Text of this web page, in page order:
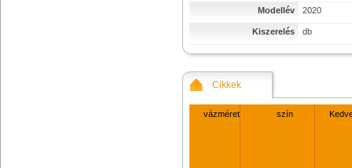
Modellév 2020
Kiszerelés db
Cikkek
vázméret szín